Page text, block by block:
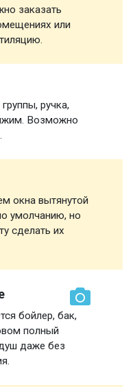
заказать
или
ручка,
Возможно
окна вытянутой
умолчанию, но
сделать их
бойлер, бак,
полный
даже без